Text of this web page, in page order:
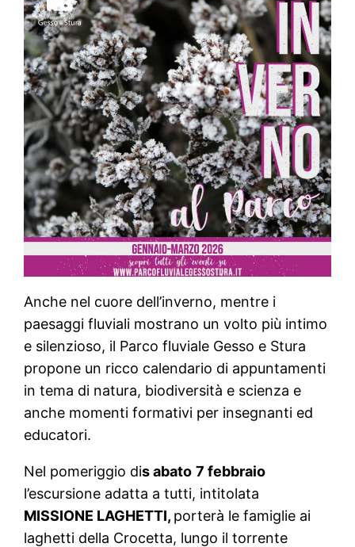
Anche nel cuore dell’inverno, mentre i
paesaggi fluviali mostrano un volto più intimo
e silenzioso, il Parco fluviale Gesso e Stura
propone un ricco calendario di appuntamenti
in tema di natura, biodiversità e scienza e
anche momenti formativi per insegnanti ed
educatori.
Nel pomeriggio dis abato 7 febbraio
l’escursione adatta a tutti, intitolata
MISSIONE LAGHETTI, porterà le famiglie ai
laghetti della Crocetta, lungo il torrente